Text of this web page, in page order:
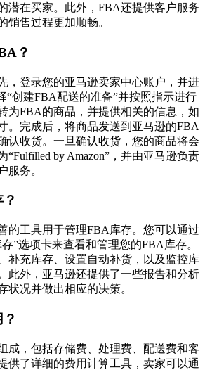
潜在买家。此外，FBA还提供客户服务
销售过程更加顺畅。
？
，登录您的亚马逊卖家中心账户，并进
“创建FBA配送的准备”并按照指示进行
为FBA的商品，并提供相关的信息，如
。完成后，将商品发送到亚马逊的FBA
认收货。一旦确认收货，您的商品将会
“Fulfilled by Amazon”，并由亚马逊负责
服务。
的工具用于管理FBA库存。您可以通过
”选项卡来查看和管理您的FBA库存。
补充库存、设置自动补货，以及监控库
此外，亚马逊还提供了一些报告和分析
状况并做出相应的决策。
成，包括存储费、处理费、配送费和客
供了详细的费用计算工具，卖家可以通